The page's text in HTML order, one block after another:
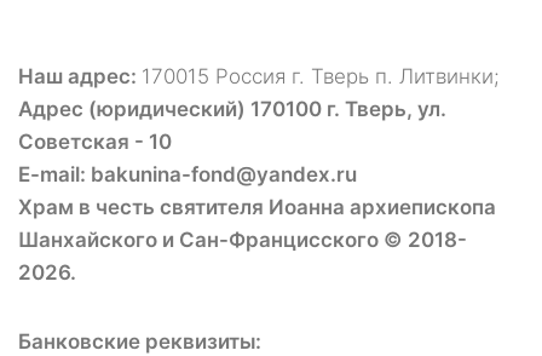
Наш адрес: 170015 Россия г. Тверь п. Литвинки;
Адрес (юридический) 170100 г. Тверь, ул.
Советская - 10
E-mail: bakunina-fond@yandex.ru
Храм в честь святителя Иоанна архиепископа
Шанхайского и Сан-Францисского © 2018-
2026.
Банковские реквизиты: